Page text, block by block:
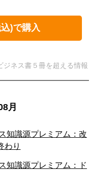
)で購入
ジネス書５冊を超える情報
月
知識源プレミアム：改
わり
知識源プレミアム：ド